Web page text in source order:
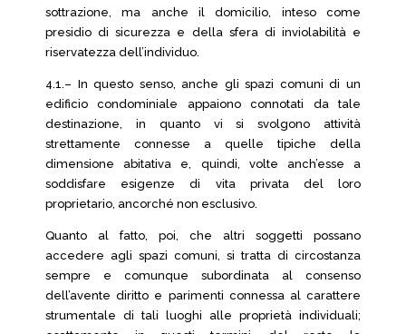
sottrazione, ma anche il domicilio, inteso come
presidio di sicurezza e della sfera di inviolabilità e
riservatezza dell’individuo.
4.1.– In questo senso, anche gli spazi comuni di un
edificio condominiale appaiono connotati da tale
destinazione, in quanto vi si svolgono attività
strettamente connesse a quelle tipiche della
dimensione abitativa e, quindi, volte anch’esse a
soddisfare esigenze di vita privata del loro
proprietario, ancorché non esclusivo.
Quanto al fatto, poi, che altri soggetti possano
accedere agli spazi comuni, si tratta di circostanza
sempre e comunque subordinata al consenso
dell’avente diritto e parimenti connessa al carattere
strumentale di tali luoghi alle proprietà individuali;